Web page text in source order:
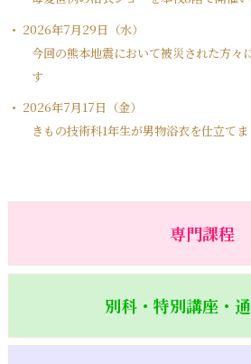
2026年7月29日（水）
今回の熊本地震において被災された方々
す
2026年7月17日（金）
きもの技術科1年生が男物浴衣を仕立てま
専門課程
別科・特別講座・